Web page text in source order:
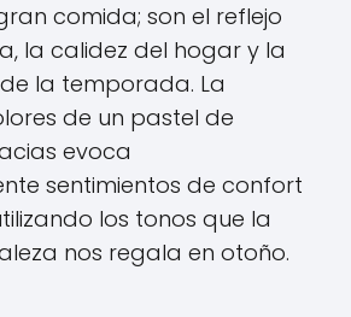
comida; son el reflejo
la calidez del hogar y la
la temporada. La
de un pastel de
evoca
sentimientos de confort
los tonos que la
nos regala en otoño.